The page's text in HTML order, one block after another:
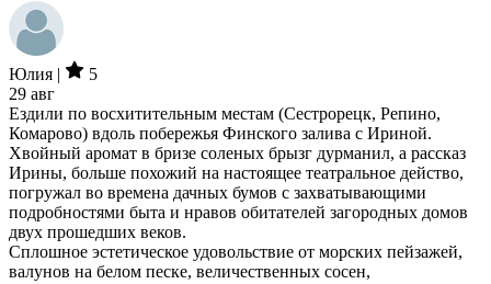
Юлия |
5
29 авг
Ездили по восхитительным местам (Сестрорецк, Репино,
Комарово) вдоль побережья Финского залива с Ириной.
Хвойный аромат в бризе соленых брызг дурманил, а рассказ
Ирины, больше похожий на настоящее театральное действо,
погружал во времена дачных бумов с захватывающими
подробностями быта и нравов обитателей загородных домов
двух прошедших веков.
Сплошное эстетическое удовольствие от морских пейзажей,
валунов на белом песке, величественных сосен,